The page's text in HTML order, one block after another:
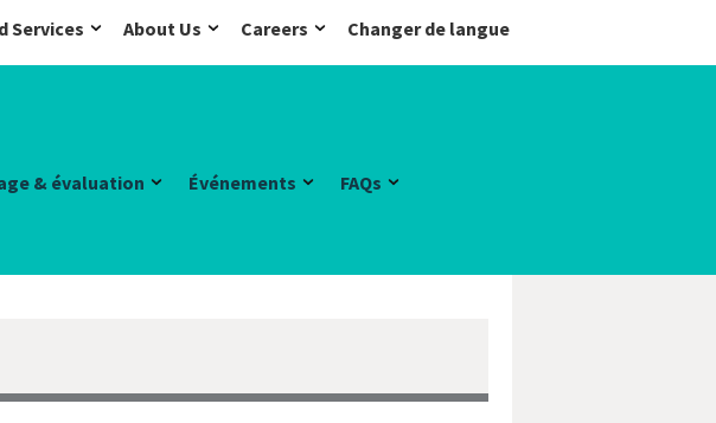
Services About Us Careers Changer de langue
& évaluation Événements FAQs